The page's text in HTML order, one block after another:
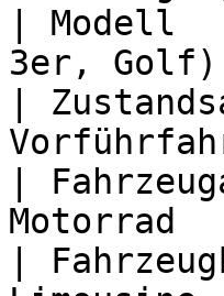
| Modell
3er,
|
|
|